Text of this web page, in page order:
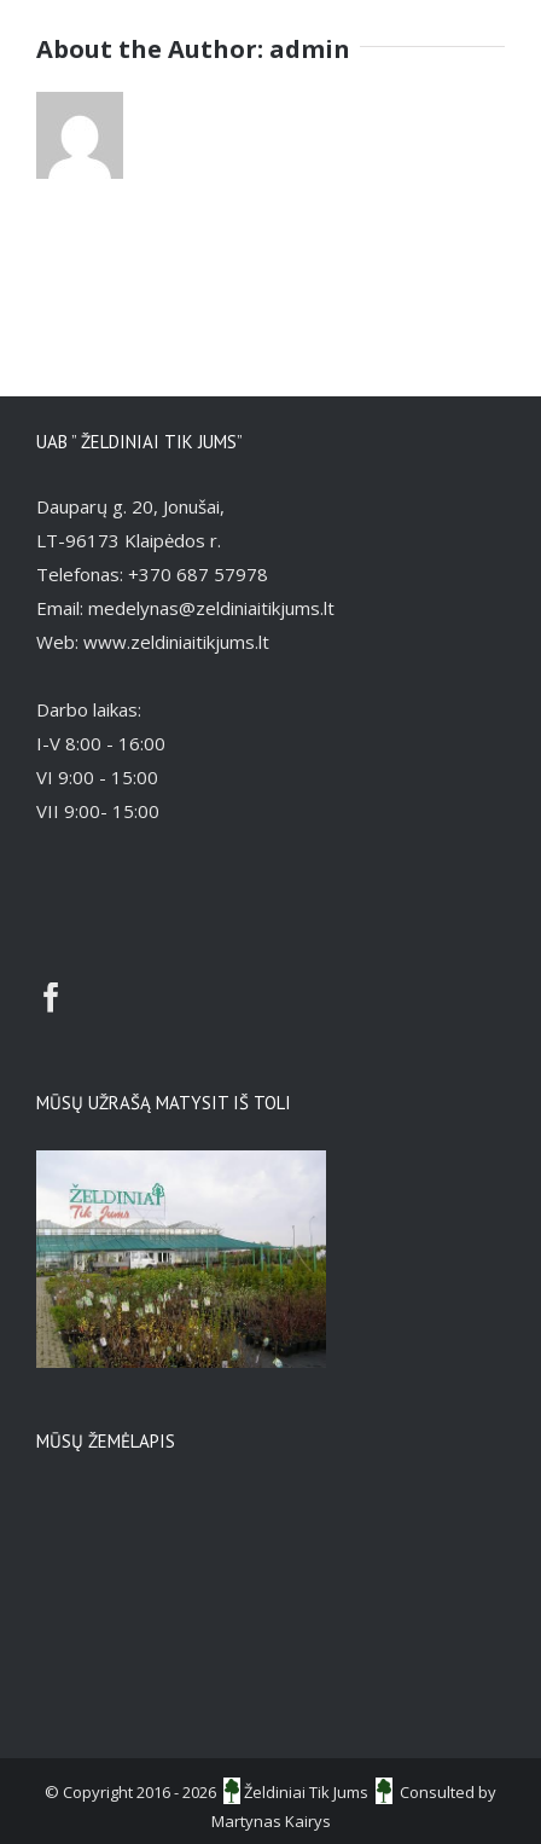
About the Author: admin
UAB ” ŽELDINIAI TIK JUMS”
Dauparų g. 20, Jonušai,
LT-96173 Klaipėdos r.
Telefonas: +370 687 57978
Email: medelynas@zeldiniaitikjums.lt
Web: www.zeldiniaitikjums.lt
Darbo laikas:
I-V 8:00 - 16:00
VI 9:00 - 15:00
VII 9:00- 15:00
MŪSŲ UŽRAŠĄ MATYSIT IŠ TOLI
MŪSŲ ŽEMĖLAPIS
© Copyright 2016 -2026 Želdiniai Tik Jums
Consulted by
Martynas Kairys